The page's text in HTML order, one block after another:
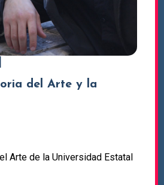
del Arte y la
Arte de la Universidad Estatal